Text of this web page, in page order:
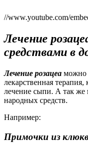
//www.youtube.com/
Лечение
средствами в
Лечение розацеа можно
лекарственная
лечение сыпи. А так
народных средств.
Например:
Примочки из